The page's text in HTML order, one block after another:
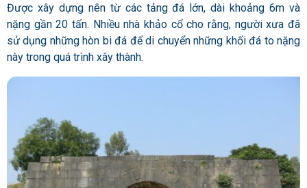
Được xây dựng nên từ các tảng đá lớn, dài khoảng 6m và
nặng gần 20 tấn. Nhiều nhà khảo cổ cho rằng, người xưa đã
sử dụng những hòn bi đá để di chuyển những khối đá to nặng
này trong quá trình xây thành.